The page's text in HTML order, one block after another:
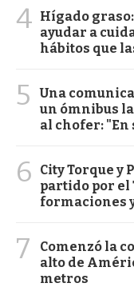
4 Hígado
ayudar a
hábitos que
5
Una
un ómnibus
al chofer: "En
6
City Torque y
partido por el
formaciones
7
Comenzó la
alto de
metros